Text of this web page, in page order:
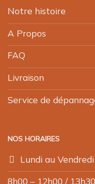
Notre histoire
A Propos
FAQ
Livraison
Service de
NOS HORAIRES
Lundi au Vendredi
8h00 – 12h00 /